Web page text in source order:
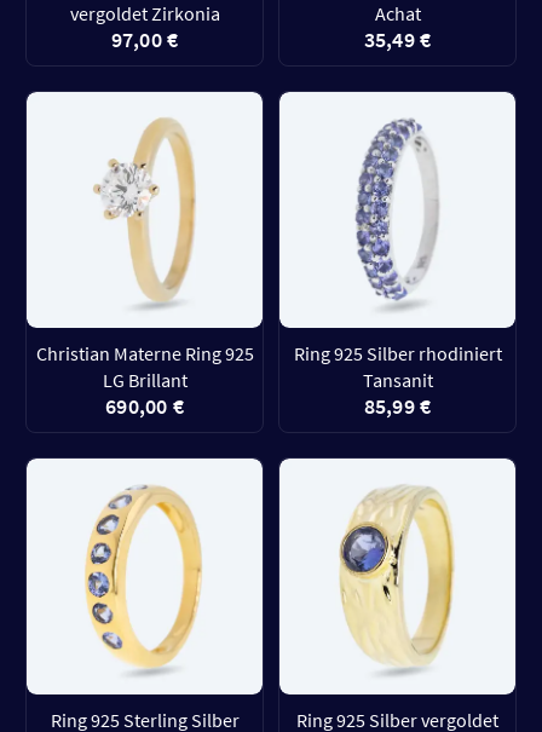
vergoldet Zirkonia
97,00 €
Achat
35,49 €
Christian Materne Ring 925
LG Brillant
690,00 €
Ring 925 Silber rhodiniert
Tansanit
85,99 €
Ring 925 Sterling Silber Ring 925 Silber vergoldet